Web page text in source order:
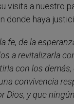
visita a nuestro
donde haya
fe, de la
a revitalizarla
con los
convivencia
Dios, y que